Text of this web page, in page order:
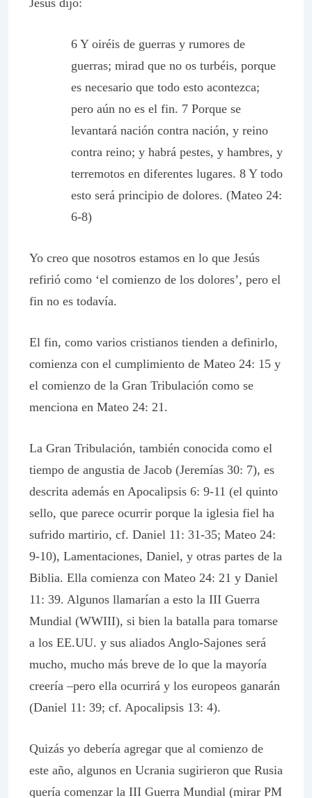
Jesús dijo:
6 Y oiréis de guerras y rumores de
guerras; mirad que no os turbéis, porque
es necesario que todo esto acontezca;
pero aún no es el fin. 7 Porque se
levantará nación contra nación, y reino
contra reino; y habrá pestes, y hambres, y
terremotos en diferentes lugares. 8 Y todo
esto será principio de dolores. (Mateo 24:
6-8)
Yo creo que nosotros estamos en lo que Jesús
refirió como ‘el comienzo de los dolores’, pero el
fin no es todavía.
El fin, como varios cristianos tienden a definirlo,
comienza con el cumplimiento de Mateo 24: 15 y
el comienzo de la Gran Tribulación como se
menciona en Mateo 24: 21.
La Gran Tribulación, también conocida como el
tiempo de angustia de Jacob (Jeremías 30: 7), es
descrita además en Apocalipsis 6: 9-11 (el quinto
sello, que parece ocurrir porque la iglesia fiel ha
sufrido martirio, cf. Daniel 11: 31-35; Mateo 24:
9-10), Lamentaciones, Daniel, y otras partes de la
Biblia. Ella comienza con Mateo 24: 21 y Daniel
11: 39. Algunos llamarían a esto la III Guerra
Mundial (WWIII), si bien la batalla para tomarse
a los EE.UU. y sus aliados Anglo-Sajones será
mucho, mucho más breve de lo que la mayoría
creería –pero ella ocurrirá y los europeos ganarán
(Daniel 11: 39; cf. Apocalipsis 13: 4).
Quizás yo debería agregar que al comienzo de
este año, algunos en Ucrania sugirieron que Rusia
quería comenzar la III Guerra Mundial (mirar PM